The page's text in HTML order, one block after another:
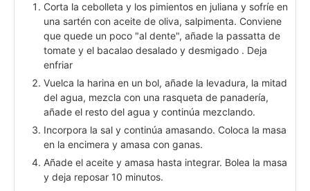
Corta la cebolleta y los pimientos en juliana y sofríe en
una sartén con aceite de oliva, salpimenta. Conviene
que quede un poco "al dente", añade la passatta de
tomate y el bacalao desalado y desmigado . Deja
enfriar
Vuelca la harina en un bol, añade la levadura, la mitad
del agua, mezcla con una rasqueta de panadería,
añade el resto del agua y continúa mezclando.
Incorpora la sal y continúa amasando. Coloca la masa
en la encimera y amasa con ganas.
Añade el aceite y amasa hasta integrar. Bolea la masa
y deja reposar 10 minutos.